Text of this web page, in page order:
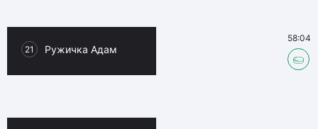
21 Ружичка Адам
58:04